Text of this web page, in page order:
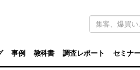
キ
ワ
ド
検
索
事例 教科書 調査レポート セミナ